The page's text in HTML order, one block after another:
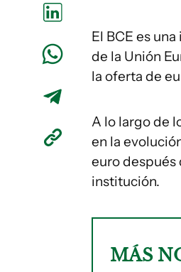
El BCE es
de la Unión
la oferta de
A lo largo de
en la
euro después
institución.
MÁS